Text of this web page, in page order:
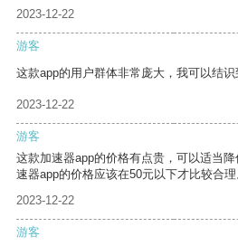
2023-12-22
游客
这款app的用户群体非常庞大，我可以结识
2023-12-22
游客
这款加速器app的价格有点贵，可以适当
速器app的价格应该在50元以下才比较合理
2023-12-22
游客